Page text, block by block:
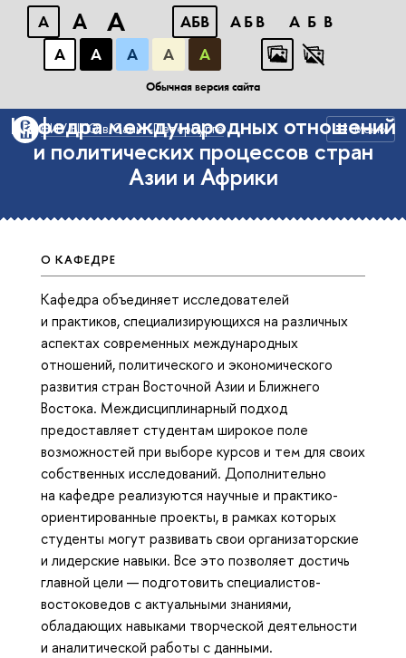
A A A АБB АБB
АБB
А
А А А А
Обычная версия сайта
Меню
НИУ ВШЭ в Санкт-Петербурге
Институт востоковедения и африканистики
Кафедра международных отношений
и политических процессов стран
Азии и Африки
О КАФЕДРЕ
Кафедра объединяет исследователей
и практиков, специализирующихся на различных
аспектах современных международных
отношений, политического и экономического
развития стран Восточной Азии и Ближнего
Востока. Междисциплинарный подход
предоставляет студентам широкое поле
возможностей при выборе курсов и тем для своих
собственных исследований. Дополнительно
на кафедре реализуются научные и практико-
ориентированные проекты, в рамках которых
студенты могут развивать свои организаторские
и лидерские навыки. Все это позволяет достичь
главной цели — подготовить специалистов-
востоковедов с актуальными знаниями,
обладающих навыками творческой деятельности
и аналитической работы с данными.